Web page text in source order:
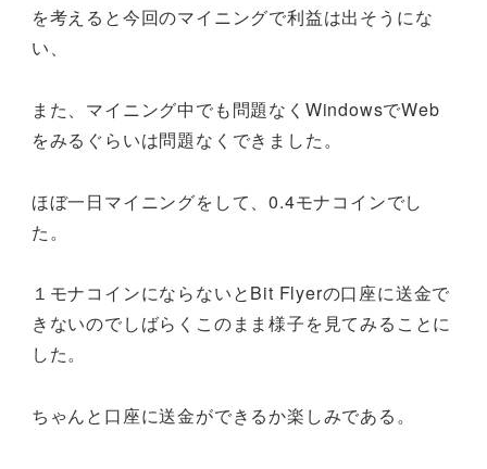
を考えると今回のマイニングで利益は出そうにな
い、
また、マイニング中でも問題なくWindowsでWeb
をみるぐらいは問題なくできました。
ほぼ一日マイニングをして、0.4モナコインでし
た。
１モナコインにならないとBit Flyerの口座に送金で
きないのでしばらくこのまま様子を見てみることに
した。
ちゃんと口座に送金ができるか楽しみである。